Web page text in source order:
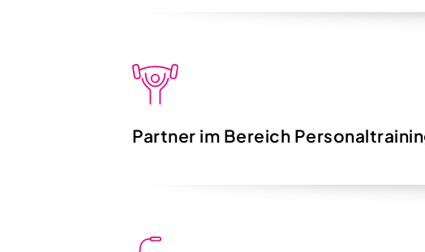
Partner im Bereich